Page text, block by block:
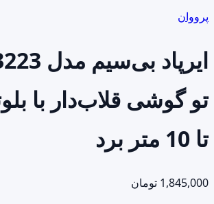
پرووان
تا 10 متر برد
1,845,000 تومان